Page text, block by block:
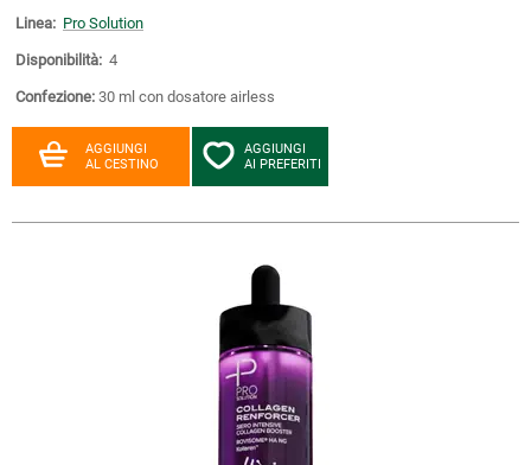
Linea: Pro Solution
Disponibilità: 4
Confezione: 30 ml con dosatore airless
AGGIUNGI
AL CESTINO
AGGIUNGI
AI PREFERITI